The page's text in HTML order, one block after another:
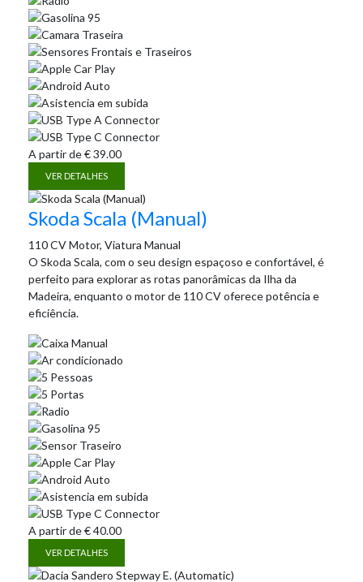
A partir de€39.00
VER DETALHES
Skoda Scala (Manual)
110 CV Motor, Viatura Manual
O Skoda Scala, com o seu design espaçoso e confortável, é
perfeito para explorar as rotas panorâmicas da Ilha da
Madeira, enquanto o motor de 110 CV oferece potência e
eficiência.
A partir de€40.00
VER DETALHES